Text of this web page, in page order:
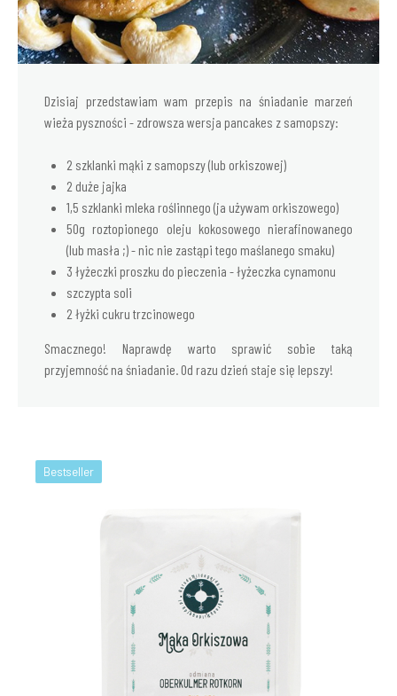
Dzisiaj przedstawiam wam przepis na śniadanie marzeń
wieża pyszności - zdrowsza wersja pancakes z samopszy:
2 szklanki mąki z samopszy (lub orkiszowej)
2 duże jajka
1,5 szklanki mleka roślinnego (ja używam orkiszowego)
50g roztopionego oleju kokosowego nierafinowanego
(lub masła ;) - nic nie zastąpi tego maślanego smaku)
3 łyżeczki proszku do pieczenia - łyżeczka cynamonu
szczypta soli
2 łyżki cukru trzcinowego
Smacznego! Naprawdę warto sprawić sobie taką
przyjemność na śniadanie. Od razu dzień staje się lepszy!
Bestseller